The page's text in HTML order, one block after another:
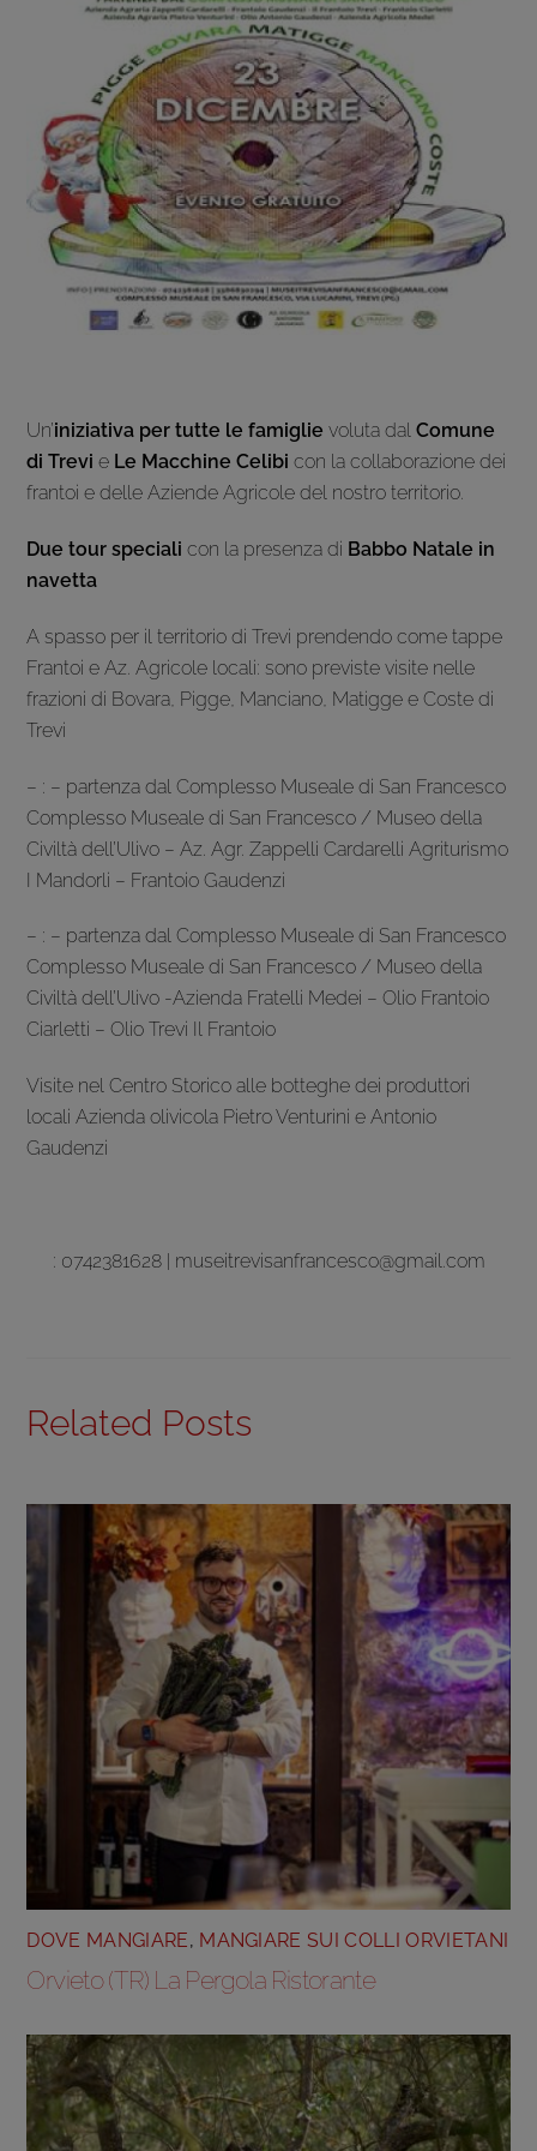
Un’iniziativa per tutte le famiglie voluta dalComune
di Trevi e Le Macchine Celibi con la collaborazione dei
frantoi e delle Aziende Agricole del nostro territorio.
Due tour speciali con la presenza di Babbo Natale in
navetta
A spasso per il territorio di Trevi prendendo come tappe
Frantoi e Az. Agricole locali: sono previste visite nelle
frazioni di Bovara, Pigge, Manciano, Matigge e Coste di
Trevi
– : – partenza dal Complesso Museale di San Francesco
Complesso Museale di San Francesco / Museo della
Civiltà dell’Ulivo – Az. Agr. Zappelli Cardarelli Agriturismo
I Mandorli – Frantoio Gaudenzi
– : – partenza dal Complesso Museale di San Francesco
Complesso Museale di San Francesco / Museo della
Civiltà dell’Ulivo -Azienda Fratelli Medei – Olio Frantoio
Ciarletti – Olio Trevi Il Frantoio
Visite nel Centro Storico alle botteghe dei produttori
locali Azienda olivicola Pietro Venturini e Antonio
Gaudenzi
: 0742381628 | museitrevisanfrancesco@gmail.com
Related Posts
DOVE MANGIARE, MANGIARE SUI COLLI ORVIETANI
Orvieto (TR) La Pergola Ristorante